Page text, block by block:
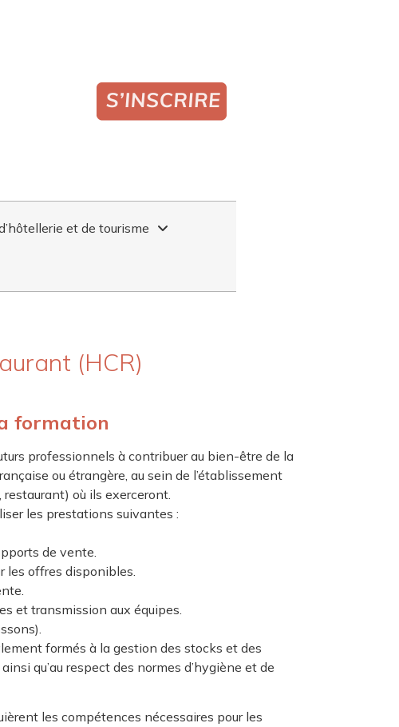
et de tourisme
(HCR)
formation
professionnels à contribuer au bien-être de la
ou étrangère, au sein de l’établissement
où ils exerceront.
les prestations suivantes :
de vente.
les offres disponibles.
et transmission aux équipes.
formés à la gestion des stocks et des
qu’au respect des normes d’hygiène et de
les compétences nécessaires pour les